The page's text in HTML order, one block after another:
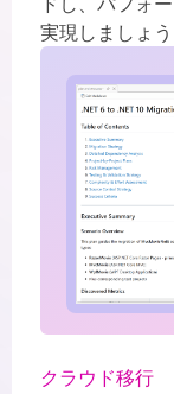
実現しましょう
クラウド移行